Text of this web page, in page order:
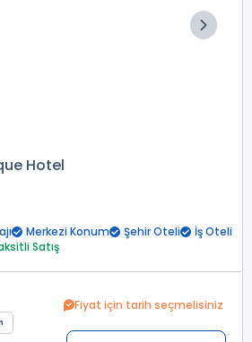
Hotel
Merkezi Konum Şehir Oteli
İş Oteli
Satış
Fiyat için tarih seçmelisiniz